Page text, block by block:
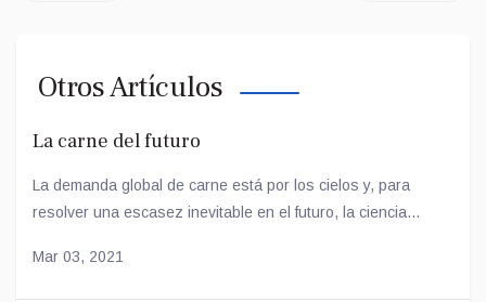
Otros Artículos
La carne del futuro
La demanda global de carne está por los cielos y, para
resolver una escasez inevitable en el futuro, la ciencia...
Mar 03, 2021